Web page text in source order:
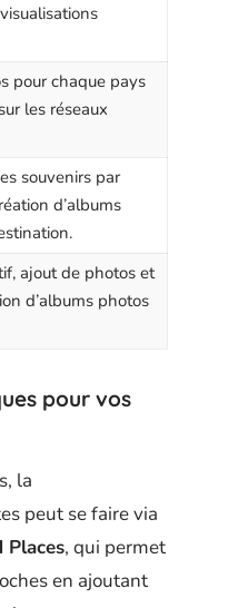
pour chaque pays
les réseaux
souvenirs par
d’albums
ajout de photos et
d’albums photos
pour vos
la
peut se faire via
Places, qui permet
en ajoutant